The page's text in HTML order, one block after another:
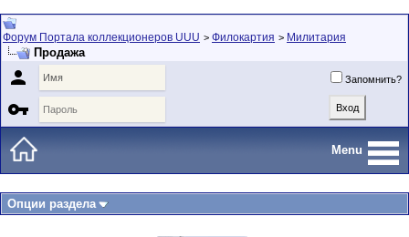
Форум Портала коллекционеров UUU > Филокартия > Милитария
Продажа
 Запомнить?

Menu
Опции раздела